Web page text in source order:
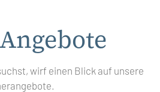
wirf einen Blick auf unsere